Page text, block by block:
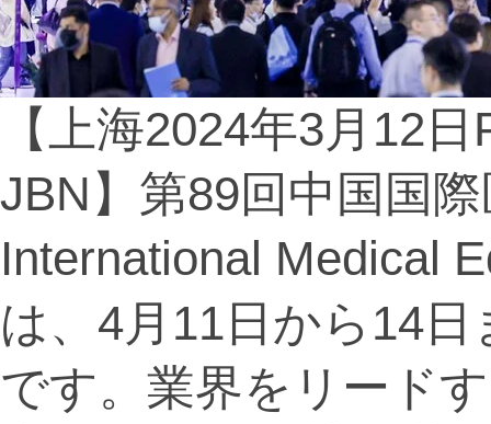
【上海2024年3月12
JBN】第89回中国国
International Medical
は、4月11日から14
です。業界をリード